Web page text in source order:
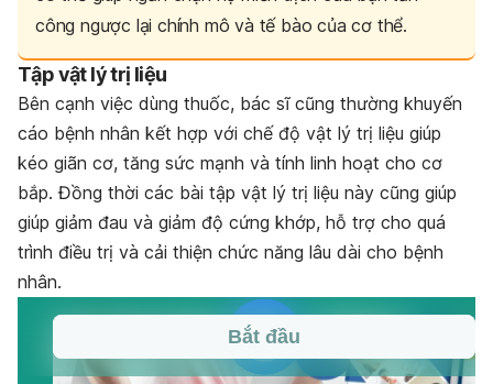
công ngược lại chính mô và tế bào của cơ thể.
Tập vật lý trị liệu
Bên cạnh việc dùng thuốc, bác sĩ cũng thường khuyến
cáo bệnh nhân kết hợp với chế độ vật lý trị liệu giúp
kéo giãn cơ, tăng sức mạnh và tính linh hoạt cho cơ
bắp. Đồng thời các bài tập vật lý trị liệu này cũng giúp
giúp giảm đau và giảm độ cứng khớp, hỗ trợ cho quá
trình điều trị và cải thiện chức năng lâu dài cho bệnh
nhân.